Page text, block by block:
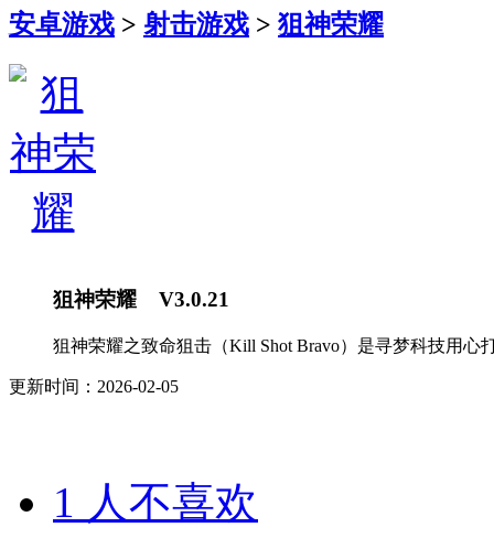
安卓游戏 > 射击游戏 > 狙神荣耀
狙神荣耀 V3.0.21
狙神荣耀之致命狙击（Kill Shot Bravo）是寻梦科技用心
更新时间：2026-02-05
1 人不喜欢